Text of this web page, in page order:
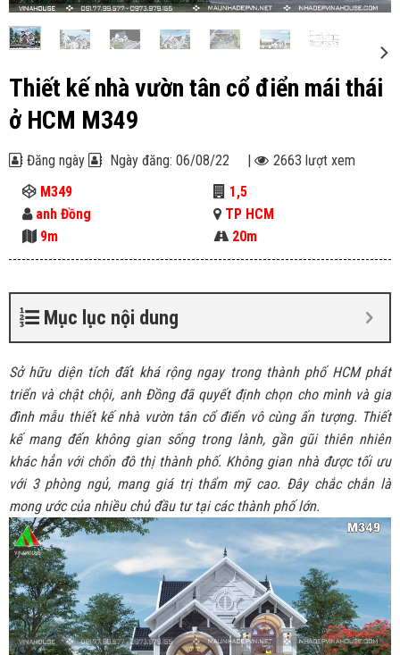
Thiết kế nhà vườn tân cổ điển mái thái
ở HCM M349
Đăng ngày Ngày đăng: 06/08/22 |
2663 lượt xem
M349
1,5
anh Đồng
TP HCM
9m
20m
Mục lục nội dung
Sở hữu diện tích đất khá rộng ngay trong thành phố HCM phát
triển và chật chội, anh Đồng đã quyết định chọn cho mình và gia
đình mẫu thiết kế nhà vườn tân cổ điển vô cùng ấn tượng. Thiết
kế mang đến không gian sống trong lành, gần gũi thiên nhiên
khác hẳn với chốn đô thị thành phố. Không gian nhà được tối ưu
với 3 phòng ngủ, mang giá trị thẩm mỹ cao. Đây chắc chắn là
mong ước của nhiều chủ đầu tư tại các thành phố lớn.